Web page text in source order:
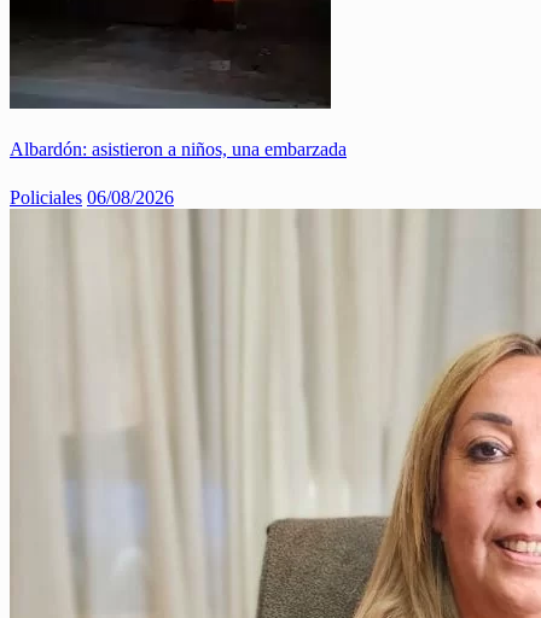
Albardón: asistieron a niños, una embarzada
Policiales 06/08/2026